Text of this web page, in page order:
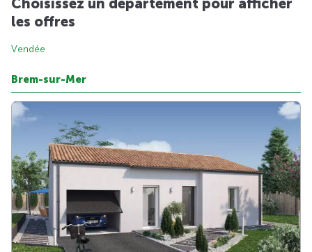
Choisissez un département pour afficher
les offres
Vendée
Brem-sur-Mer